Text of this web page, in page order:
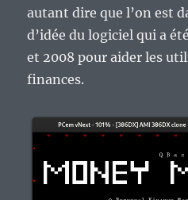
autant dire que l’on est
d’idée du logiciel qui a
et 2008 pour aider les
finances.